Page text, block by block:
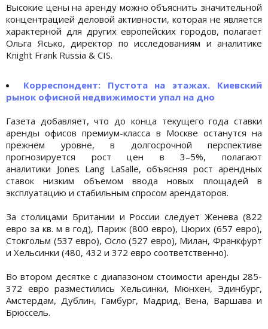
Высокие цены на аренду можно объяснить значительной
концентрацией деловой активности, которая не является
характерной для других европейских городов, полагает
Ольга Ясько, директор по исследованиям и аналитике
Knight Frank Russia & CIS.
Корреспондент: Пустота на этажах. Киевский
рынок офисной недвижимости упал на дно
Газета добавляет, что до конца текущего года ставки
аренды офисов премиум-класса в Москве останутся на
прежнем уровне, в долгосрочной перспективе
прогнозируется рост цен в 3–5%, полагают
аналитики Jones Lang LaSalle, объясняя рост арендных
ставок низким объемом ввода новых площадей в
эксплуатацию и стабильным спросом арендаторов.
За столицами Британии и России следует Женева (822
евро за кв. м в год), Париж (800 евро), Цюрих (657 евро),
Стокгольм (537 евро), Осло (527 евро), Милан, Франкфурт
и Хельсинки (480, 432 и 372 евро соответственно).
Во втором десятке с диапазоном стоимости аренды 285-
372 евро разместились Хельсинки, Мюнхен, Эдинбург,
Амстердам, Дублин, Гамбург, Мадрид, Вена, Варшава и
Брюссель.